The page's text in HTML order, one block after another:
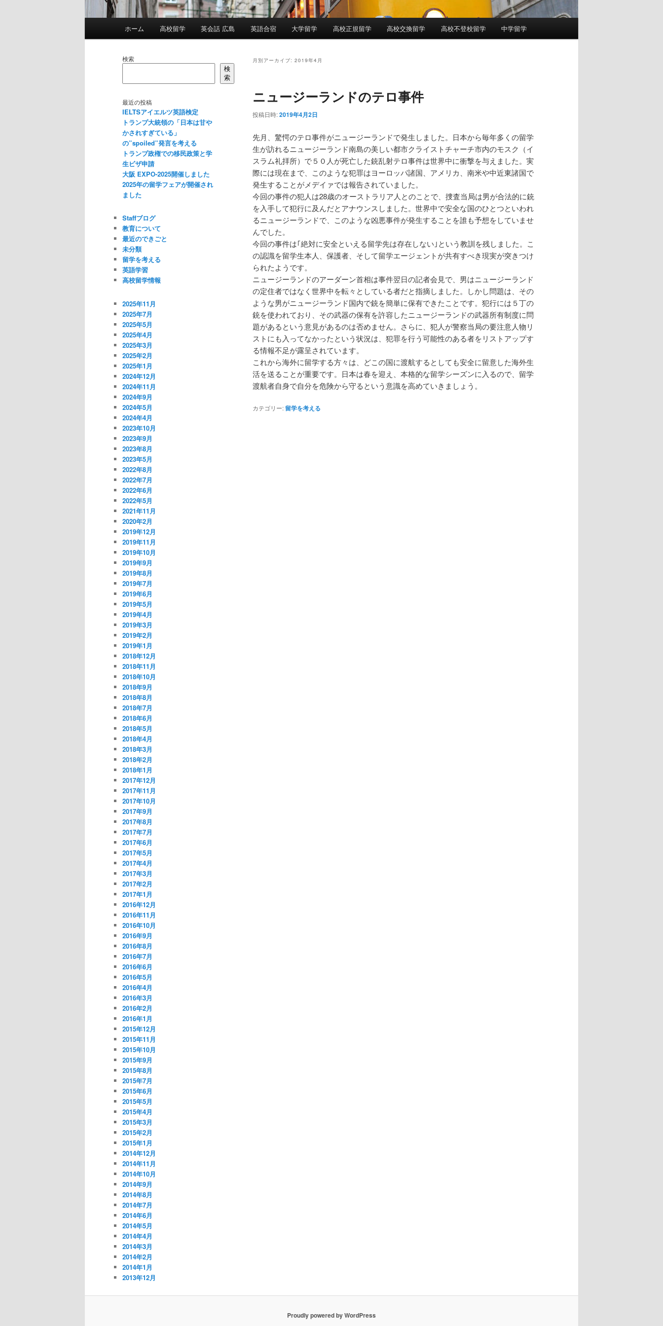
ホーム 高校留学 英会話 広島 英語合宿 大学留学 高校正規留学 高校交換留学 高校不登校留学 中学留学
月別アーカイブ: 2019年4月
ニュージーランドのテロ事件
投稿日時:2019年4月2日
先月、驚愕のテロ事件がニュージーランドで発生しました。日本から毎年多くの留学
生が訪れるニュージーランド南島の美しい都市クライストチャーチ市内のモスク（イ
スラム礼拝所）で５０人が死亡した銃乱射テロ事件は世界中に衝撃を与えました。実
際には現在まで、このような犯罪はヨーロッパ諸国、アメリカ、南米や中近東諸国で
発生することがメデイァでは報告されていました。
今回の事件の犯人は28歳のオーストラリア人とのことで、捜査当局は男が合法的に銃
を入手して犯行に及んだとアナウンスしました。世界中で安全な国のひとつといわれ
るニュージーランドで、このような凶悪事件が発生することを誰も予想をしていませ
んでした。
今回の事件は｢絶対に安全といえる留学先は存在しない｣という教訓を残しました。こ
の認識を留学生本人、保護者、そして留学エージェントが共有すべき現実が突きつけ
られたようです。
ニュージーランドのアーダーン首相は事件翌日の記者会見で、男はニュージーランド
の定住者ではなく世界中を転々としている者だと指摘しました。しかし問題は、その
ような男がニュージーランド国内で銃を簡単に保有できたことです。犯行には５丁の
銃を使われており、その武器の保有を許容したニュージーランドの武器所有制度に問
題があるという意見があるのは否めません。さらに、犯人が警察当局の要注意人物リ
ストにも入ってなかったという状況は、犯罪を行う可能性のある者をリストアップす
る情報不足が露呈されています。
これから海外に留学する方々は、どこの国に渡航するとしても安全に留意した海外生
活を送ることが重要です。日本は春を迎え、本格的な留学シーズンに入るので、留学
渡航者自身で自分を危険から守るという意識を高めていきましょう。
カテゴリー: 留学を考える
検索
検
索
最近の投稿
IELTSアイエルツ英語検定
トランプ大統領の「日本は甘や
かされすぎている」
の”spoiled”発言を考える
トランプ政権での移民政策と学
生ビザ申請
大阪 EXPO-2025開催しました
2025年の留学フェアが開催され
ました
Staffブログ
教育について
最近のできごと
未分類
留学を考える
英語学習
高校留学情報
2025年11月
2025年7月
2025年5月
2025年4月
2025年3月
2025年2月
2025年1月
2024年12月
2024年11月
2024年9月
2024年5月
2024年4月
2023年10月
2023年9月
2023年8月
2023年5月
2022年8月
2022年7月
2022年6月
2022年5月
2021年11月
2020年2月
2019年12月
2019年11月
2019年10月
2019年9月
2019年8月
2019年7月
2019年6月
2019年5月
2019年4月
2019年3月
2019年2月
2019年1月
2018年12月
2018年11月
2018年10月
2018年9月
2018年8月
2018年7月
2018年6月
2018年5月
2018年4月
2018年3月
2018年2月
2018年1月
2017年12月
2017年11月
2017年10月
2017年9月
2017年8月
2017年7月
2017年6月
2017年5月
2017年4月
2017年3月
2017年2月
2017年1月
2016年12月
2016年11月
2016年10月
2016年9月
2016年8月
2016年7月
2016年6月
2016年5月
2016年4月
2016年3月
2016年2月
2016年1月
2015年12月
2015年11月
2015年10月
2015年9月
2015年8月
2015年7月
2015年6月
2015年5月
2015年4月
2015年3月
2015年2月
2015年1月
2014年12月
2014年11月
2014年10月
2014年9月
2014年8月
2014年7月
2014年6月
2014年5月
2014年4月
2014年3月
2014年2月
2014年1月
2013年12月
Proudly powered by WordPress